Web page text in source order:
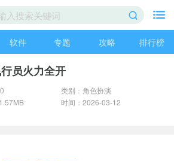
软件 专题 攻略 排行榜
员火力全开
类别：角色扮演
时间：2026-03-12